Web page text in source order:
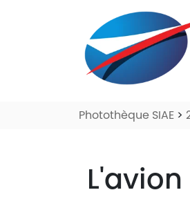
Photothèque SIAE >